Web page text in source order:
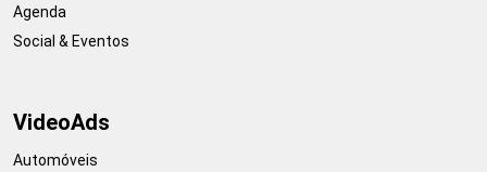
Agenda
Social & Eventos
VideoAds
Automóveis